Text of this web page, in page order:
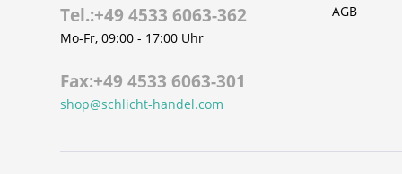
Lagerung und Handhabung:
beachten
Behälter steht unter Druck und darf nicht
Vor Wärmeeinwirkung, direkter
Tel.:+49 4533 6063-362
Mo-Fr, 09:00 - 17:00 Uhr
Fax:+49 4533 6063-301
shop@schlicht-handel.com
AGB